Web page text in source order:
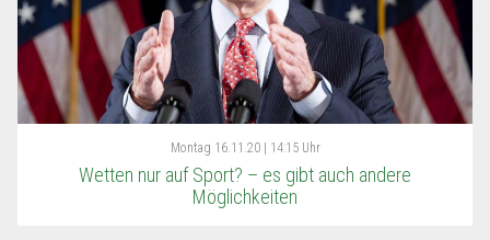
Montag 16.11.20 | 14:15 Uhr
Wetten nur auf Sport? – es gibt auch andere
Möglichkeiten